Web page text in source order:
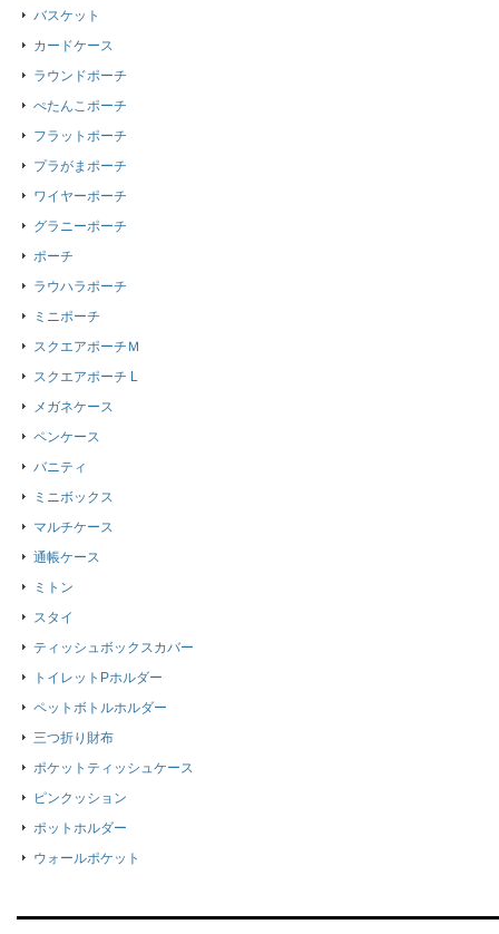
バスケット
カードケース
ラウンドポーチ
ぺたんこポーチ
フラットポーチ
プラがまポーチ
ワイヤーポーチ
グラニーポーチ
ポーチ
ラウハラポーチ
ミニポーチ
スクエアポーチＭ
スクエアポーチ L
メガネケース
ペンケース
バニティ
ミニボックス
マルチケース
通帳ケース
ミトン
スタイ
ティッシュボックスカバー
トイレットPホルダー
ペットボトルホルダー
三つ折り財布
ポケットティッシュケース
ピンクッション
ポットホルダー
ウォールポケット